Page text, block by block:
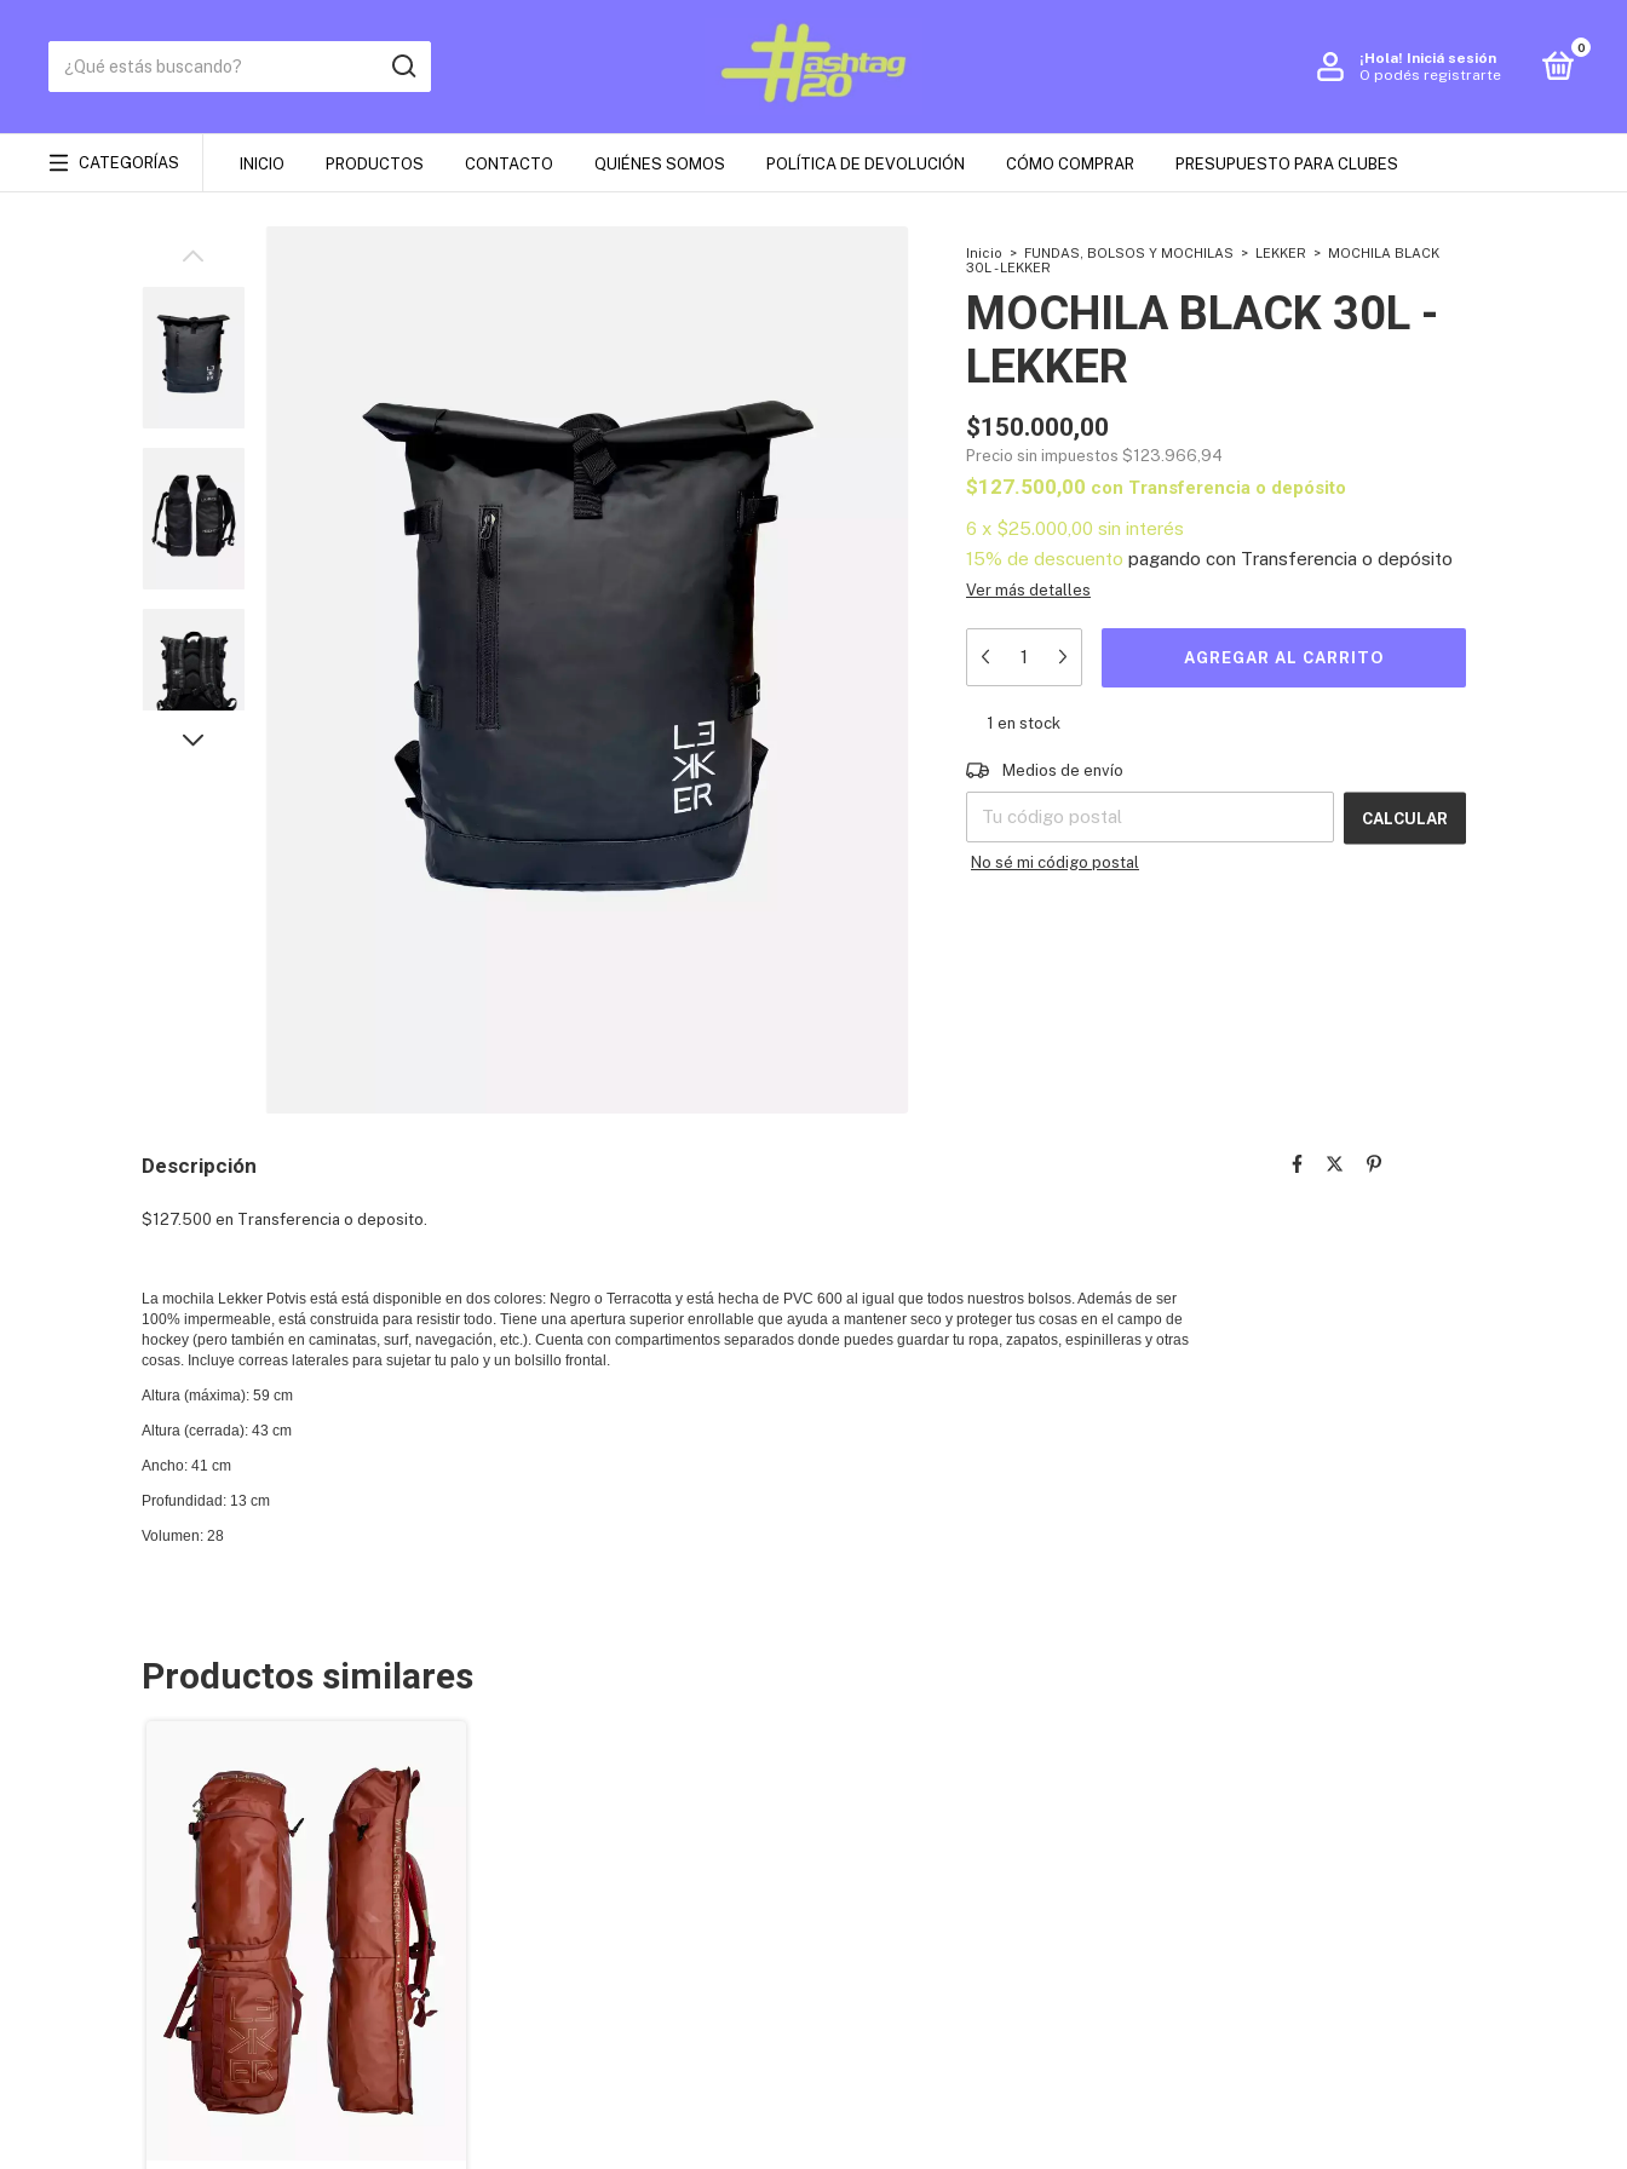
¡Hola! Iniciá sesión
O podés registrarte
0
CATEGORÍAS INICIO PRODUCTOS CONTACTO QUIÉNES SOMOS POLÍTICA DE DEVOLUCIÓN CÓMO COMPRAR PRESUPUESTO PARA CLUBES
Inicio > FUNDAS, BOLSOS Y MOCHILAS > LEKKER > MOCHILA BLACK
30L - LEKKER
MOCHILA BLACK 30L -
LEKKER
$150.000,00
Precio sin impuestos $123.966,94
$127.500,00 con Transferencia o depósito
6 x $25.000,00 sin interés
15% de descuento pagando con Transferencia o depósito
Ver más detalles
1 en stock
Entregas para el CP:
Medios de envío
CALCULAR
No sé mi código postal
Descripción
$127.500 en Transferencia o deposito.
La mochila Lekker Potvis está está disponible en dos colores: Negro o Terracotta y está hecha de PVC 600 al igual que todos nuestros bolsos. Además de ser
100% impermeable, está construida para resistir todo. Tiene una apertura superior enrollable que ayuda a mantener seco y proteger tus cosas en el campo de
hockey (pero también en caminatas, surf, navegación, etc.). Cuenta con compartimentos separados donde puedes guardar tu ropa, zapatos, espinilleras y otras
cosas. Incluye correas laterales para sujetar tu palo y un bolsillo frontal.
Altura (máxima): 59 cm
Altura (cerrada): 43 cm
Ancho: 41 cm
Profundidad: 13 cm
Volumen: 28
Productos similares